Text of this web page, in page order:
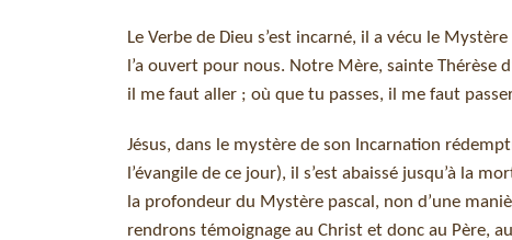
Le Verbe de Dieu s’est incarné, il a vécu le
l’a ouvert pour nous. Notre Mère, sainte Thérèse
il me faut aller ; où que tu passes, il me faut
Jésus, dans le mystère de son Incarnation
l’évangile de ce jour), il s’est abaissé jusqu’à la
la profondeur du Mystère pascal, non d’une
rendrons témoignage au Christ et donc au Père,